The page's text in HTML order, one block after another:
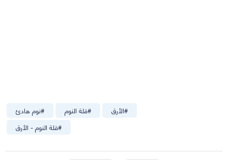
#نوم هادئ #قلة النوم #الأرق
#قلة النوم - الأرق